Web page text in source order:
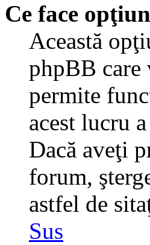
Ce face
Această
phpBB care
permite
acest lucru
Dacă aveţi
forum,
astfel de
Sus